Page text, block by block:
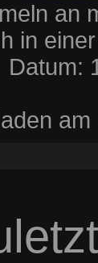
an
in
Datum: